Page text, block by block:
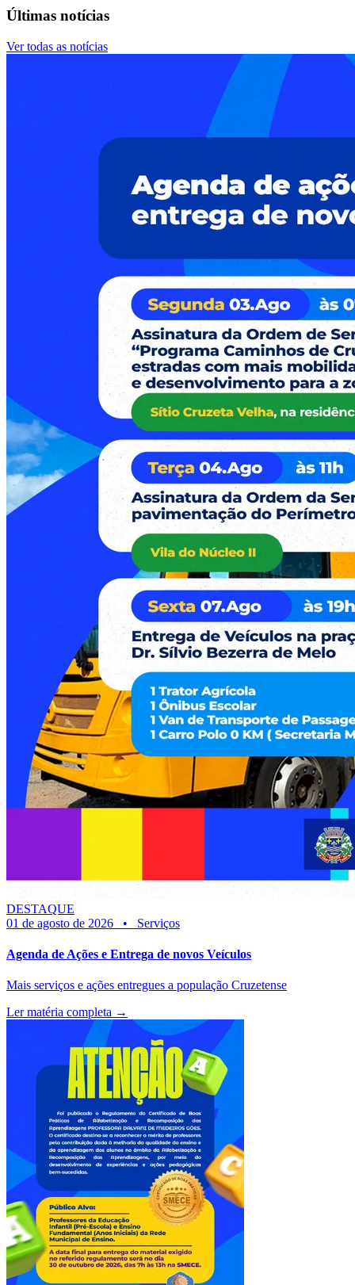
Últimas notícias
Ver todas as notícias
DESTAQUE
01 de agosto de 2026 • Serviços
Agenda de Ações e Entrega de novos Veículos
Mais serviços e ações entregues a população Cruzetense
Ler matéria completa →